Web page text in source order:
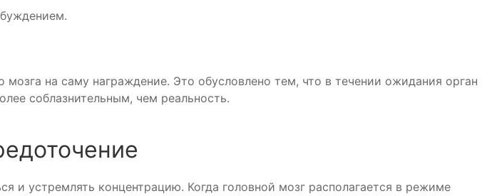
на саму награждение. Это обусловлено тем, что в течении ожидания орган
соблазнительным, чем реальность.
и устремлять концентрацию. Когда головной мозг располагается в режиме